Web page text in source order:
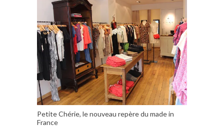
Petite Chérie, le nouveau repère du made in
France